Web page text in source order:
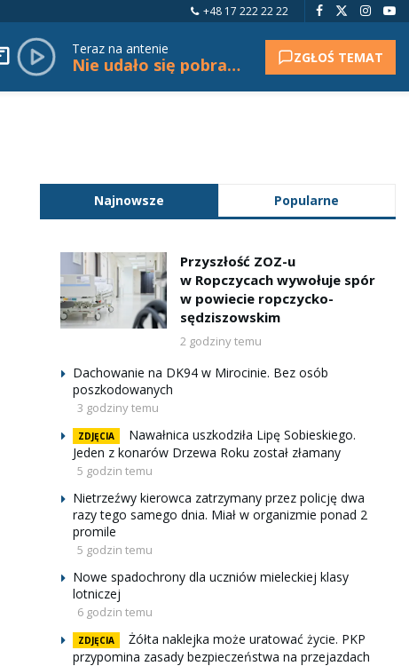
+48 17 222 22 22
Teraz na antenie
Nie udało się pobrać tytułu. ZGŁOŚ TEMAT
Najnowsze Popularne
Przyszłość ZOZ-u
w Ropczycach wywołuje spór
w powiecie ropczycko-
sędziszowskim
2 godziny temu
Dachowanie na DK94 w Mirocinie. Bez osób
poszkodowanych
3 godziny temu
ZDJĘCIA
Nawałnica uszkodziła Lipę Sobieskiego.
Jeden z konarów Drzewa Roku został złamany
5 godzin temu
Nietrzeźwy kierowca zatrzymany przez policję dwa
razy tego samego dnia. Miał w organizmie ponad 2
promile
5 godzin temu
Nowe spadochrony dla uczniów mieleckiej klasy
lotniczej
6 godzin temu
ZDJĘCIA
Żółta naklejka może uratować życie. PKP
przypomina zasady bezpieczeństwa na przejazdach